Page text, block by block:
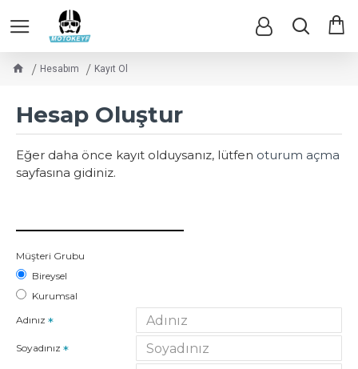
Hesabım Kayıt Ol
Hesap Oluştur
Eğer daha önce kayıt olduysanız, lütfen oturum açma
sayfasına gidiniz.
Müşteri Grubu
Bireysel
Kurumsal
Adınız
Soyadınız